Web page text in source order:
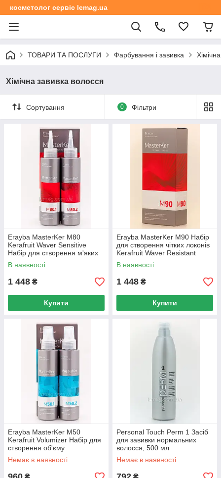
косметолог сервіс lemag.ua
ТОВАРИ ТА ПОСЛУГИ Фарбування і завивка
Хімічна завивка волосся
Сортування 0 Фільтри
Erayba MasterKer M80
Kerafruit Waver Sensitive
Набір для створення м'яких
локонів
В наявності
1 448 ₴
Купити
Erayba MasterKer M90 Набір
для створення чітких локонів
Kerafruit Waver Resistant
В наявності
1 448 ₴
Купити
Erayba MasterKer M50
Kerafruit Volumizer Набір для
створення об'єму
Немає в наявності
Personal Touch Perm 1 Засіб
для завивки нормальних
волосся, 500 мл
Немає в наявності